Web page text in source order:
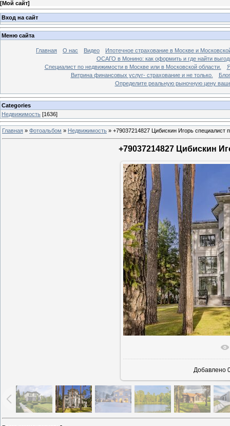
[Мой сайт]
Вход на сайт
Меню сайта
Главная О нас Видео
Ипотечное страхование в Москве и
ОСАГО в Монино: как оформить и где найти
Специалист по недвижимости в Москве или в Московской области.
Витрина финансовых услуг- страхование и не только.
Блог
Определите реальную рыночную цену
Categories
Недвижимость [1636]
Главная » Фотоальбом » Недвижимость » +79037214827 Цибискин Игорь специалист
+79037214827 Цибискин
В
Добавлено